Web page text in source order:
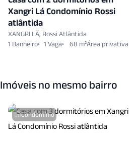
Xangri Lá Condomínio Rossi
atlântida
XANGRI LÁ, Rossi Atlântida
1 Banheiro
1 Vaga 68 m²
Imóveis no mesmo bairro
Condomínio